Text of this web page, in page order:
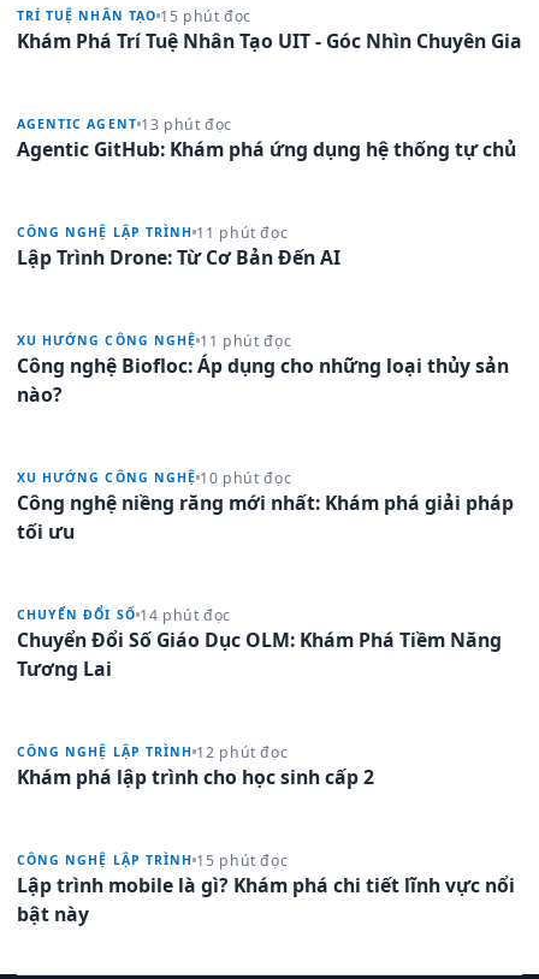
TRÍ TUỆ NHÂN TẠO 15 phút đọc
Khám Phá Trí Tuệ Nhân Tạo UIT - Góc Nhìn Chuyên Gia
AGENTIC AGENT 13 phút đọc
Agentic GitHub: Khám phá ứng dụng hệ thống tự chủ
CÔNG NGHỆ LẬP TRÌNH 11 phút đọc
Lập Trình Drone: Từ Cơ Bản Đến AI
XU HƯỚNG CÔNG NGHỆ 11 phút đọc
Công nghệ Biofloc: Áp dụng cho những loại thủy sản
nào?
XU HƯỚNG CÔNG NGHỆ 10 phút đọc
Công nghệ niềng răng mới nhất: Khám phá giải pháp
tối ưu
CHUYỂN ĐỔI SỐ 14 phút đọc
Chuyển Đổi Số Giáo Dục OLM: Khám Phá Tiềm Năng
Tương Lai
CÔNG NGHỆ LẬP TRÌNH 12 phút đọc
Khám phá lập trình cho học sinh cấp 2
CÔNG NGHỆ LẬP TRÌNH 15 phút đọc
Lập trình mobile là gì? Khám phá chi tiết lĩnh vực nổi
bật này